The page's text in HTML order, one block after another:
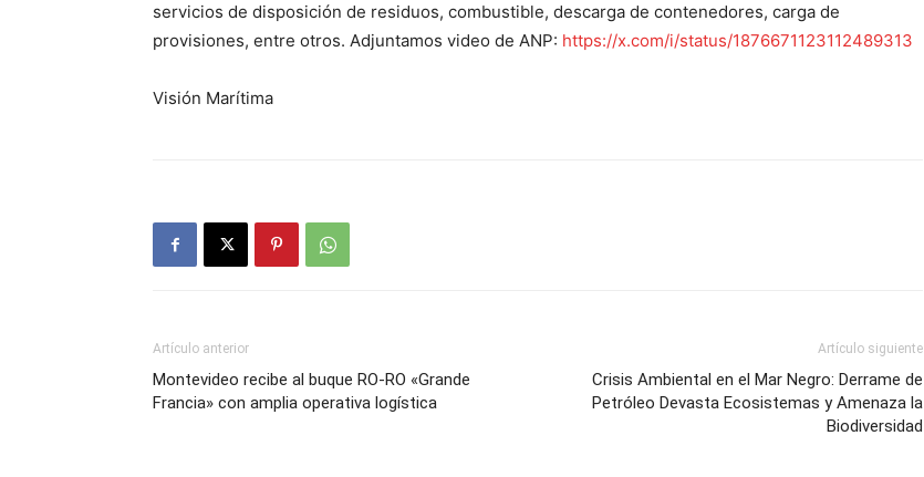
servicios de disposición de residuos, combustible, descarga de contenedores, carga de
provisiones, entre otros. Adjuntamos video de ANP: https://x.com/i/status/1876671123112489313
Visión Marítima
Artículo anterior
Montevideo recibe al buque RO-RO «Grande
Francia» con amplia operativa logística
Artículo siguiente
Crisis Ambiental en el Mar Negro: Derrame de
Petróleo Devasta Ecosistemas y Amenaza la
Biodiversidad